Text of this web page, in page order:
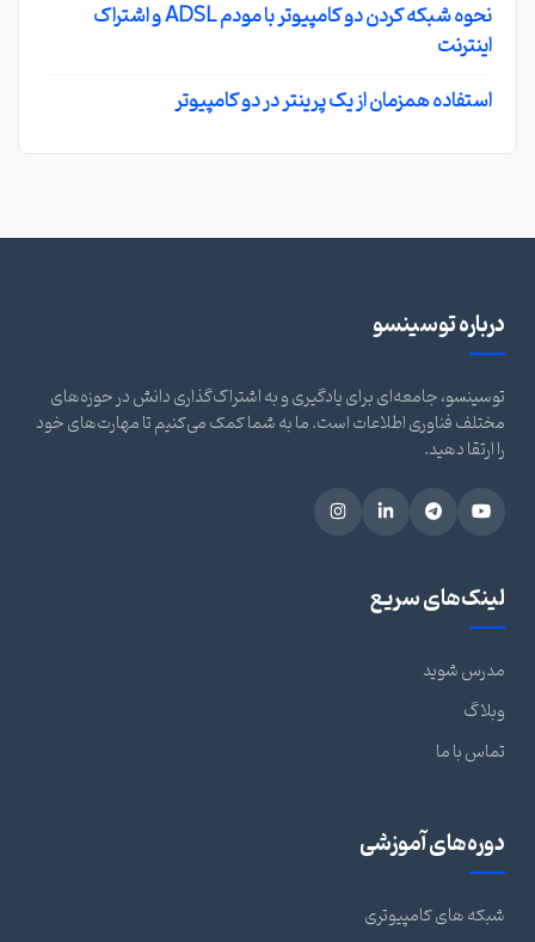
نحوه شبکه کردن دو کامپیوتر با مودم ADSL و اشتراک
اینترنت
استفاده همزمان از یک پرینتر در دو کامپیوتر
درباره توسینسو
توسینسو، جامعه‌ای برای یادگیری و به اشتراک‌گذاری دانش در حوزه‌های
مختلف فناوری اطلاعات است. ما به شما کمک می‌کنیم تا مهارت‌های خود
را ارتقا دهید.
لینک‌های سریع
مدرس شوید
وبلاگ
تماس با ما
دوره‌های آموزشی
شبکه های کامپیوتری